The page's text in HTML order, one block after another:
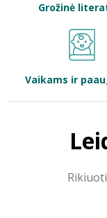
Bibliotekoms
Grožinė
Vaikams ir